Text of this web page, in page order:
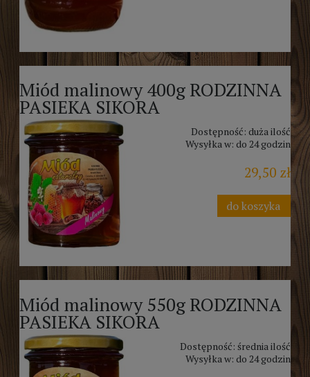
Miód malinowy 400g RODZINNA
PASIEKA SIKORA
Dostępność: duża ilość
Wysyłka w: do 24 godzin
29,50 zł
do koszyka
Miód malinowy 550g RODZINNA
PASIEKA SIKORA
Dostępność: średnia ilość
Wysyłka w: do 24 godzin